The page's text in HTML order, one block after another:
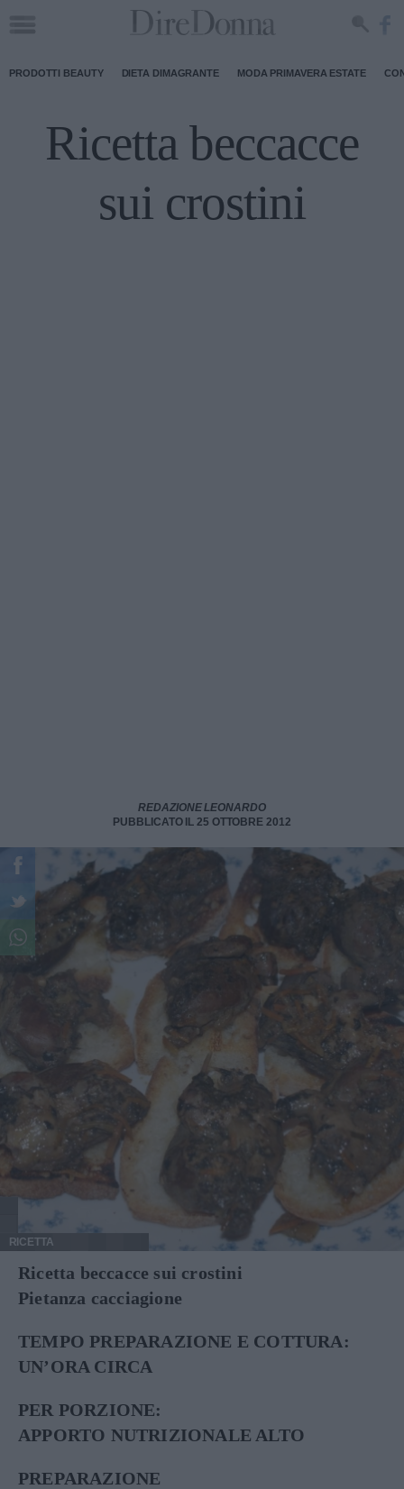
PRODOTTI BEAUTY DIETA DIMAGRANTE MODA PRIMAVERA ESTATE
Ricetta beccacce
sui crostini
REDAZIONE LEONARDO
PUBBLICATO IL 25 OTTOBRE 2012
RICETTA
Ricetta beccacce sui crostini
Pietanza cacciagione
TEMPO PREPARAZIONE E COTTURA:
UN’ORA CIRCA
PER PORZIONE:
APPORTO NUTRIZIONALE ALTO
PREPARAZIONE